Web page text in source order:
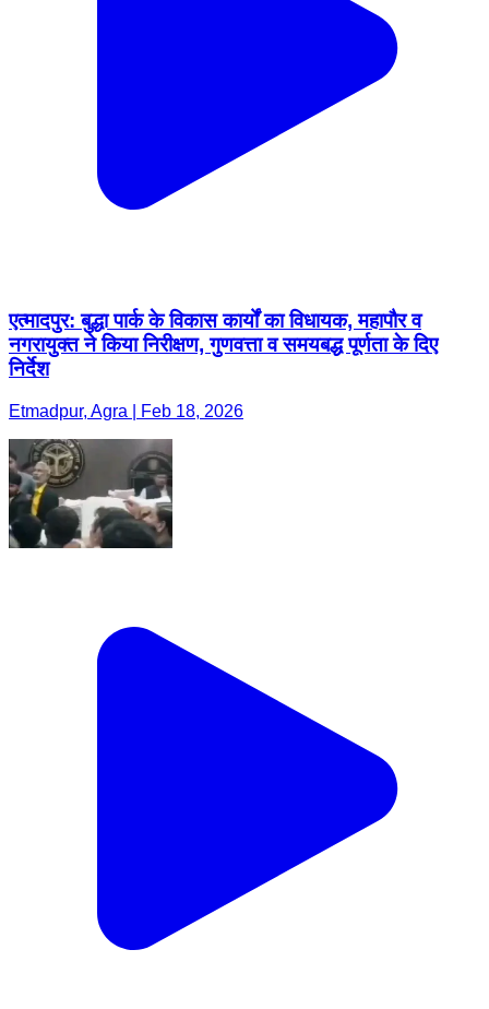
एत्मादपुर: बुद्धा पार्क के विकास कार्यों का विधायक, महापौर व
नगरायुक्त ने किया निरीक्षण, गुणवत्ता व समयबद्ध पूर्णता के दिए
निर्देश
Etmadpur, Agra | Feb 18, 2026